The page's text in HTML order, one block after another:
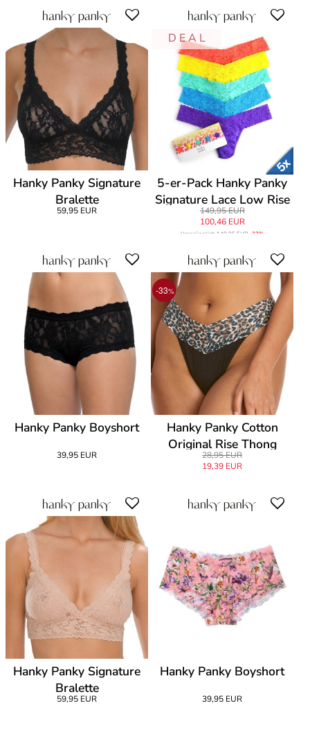
Hanky Panky Signature
Bralette
59,95 EUR
D E A L
5-er-Pack Hanky Panky
Signature Lace Low Rise
Thong
149,95 EUR
100,46 EUR
Ursprünglich 149,95 EUR -33%
Hanky Panky Boyshort
39,95 EUR
-33%
Hanky Panky Cotton
Original Rise Thong
28,95 EUR
19,39 EUR
Hanky Panky Signature
Bralette
59,95 EUR
Hanky Panky Boyshort
39,95 EUR